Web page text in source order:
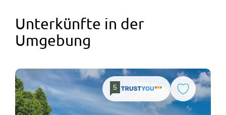
Unterkünfte in der
Umgebung
5